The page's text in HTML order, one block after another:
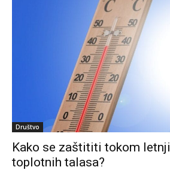
Društvo
Kako se zaštititi tokom
toplotnih talasa?